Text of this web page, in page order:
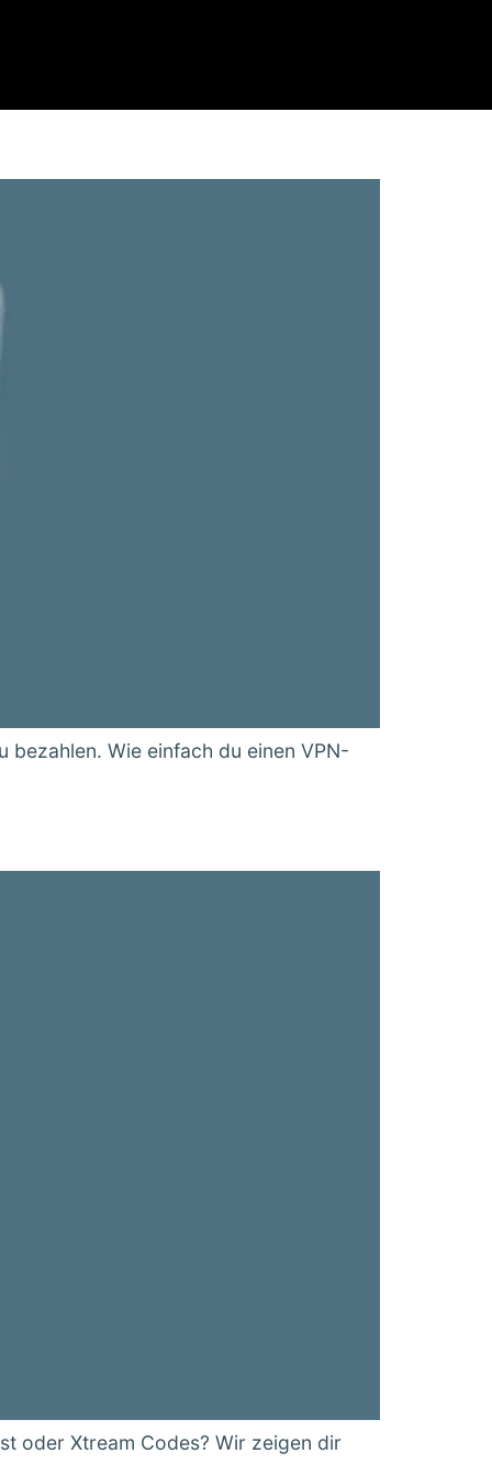
Wie einfach du einen VPN-
oder Xtream Codes? Wir zeigen dir